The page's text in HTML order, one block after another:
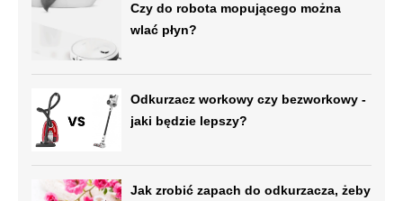
Czy do robota mopującego można
wlać płyn?
Odkurzacz workowy czy bezworkowy -
jaki będzie lepszy?
Jak zrobić zapach do odkurzacza, żeby